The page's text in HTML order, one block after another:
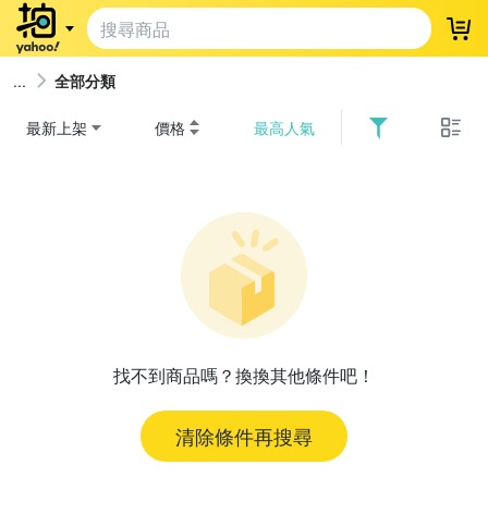
登
全部分類
最新上架 價格 最高人氣
找不到商品嗎？換換其他條件吧！
清除條件再搜尋